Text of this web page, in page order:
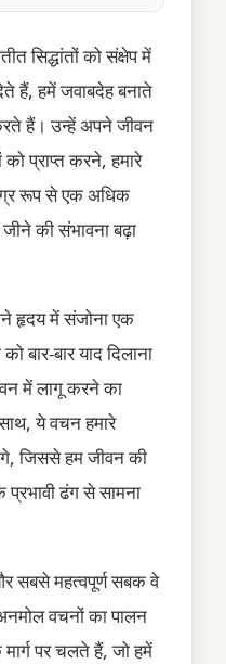
सिद्धांतों को संक्षेप में
हैं, हमें जवाबदेह बनाते
हैं। उन्हें अपने जीवन
प्राप्त करने, हमारे
रूप से एक अधिक
की संभावना बढ़ा
हृदय में संजोना एक
बार-बार याद दिलाना
में लागू करने का
ये वचन हमारे
जिससे हम जीवन की
ढंग से सामना
सबसे महत्वपूर्ण सबक वे
वचनों का पालन
पर चलते हैं, जो हमें